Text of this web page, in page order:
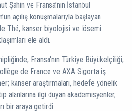
Şahin ve Fransa’nın İstanbul
açılış konuşmalarıyla başlayan
Thé, kanser biyolojisi ve lösemi
ele aldı.
Fransa'nın Türkiye Büyükelçiliği,
de France ve AXA Sigorta iş
kanser araştırmaları, hedefe yönelik
alanlarına ilgi duyan akademisyenler,
bir araya getirdi.